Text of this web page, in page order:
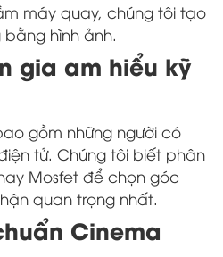
máy quay, chúng tôi tạo
hình ảnh.
gia am hiểu kỹ
gồm những người có
tử. Chúng tôi biết phân
Mosfet để chọn góc
quan trọng nhất.
Cinema